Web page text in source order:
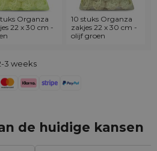
Organza
22 x 30 cm -
10 stuks Organza
zakjes 22 x 30 cm -
olijf groen
3 weeks
de huidige kansen